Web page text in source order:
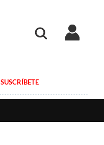
SUSCRÍBETE